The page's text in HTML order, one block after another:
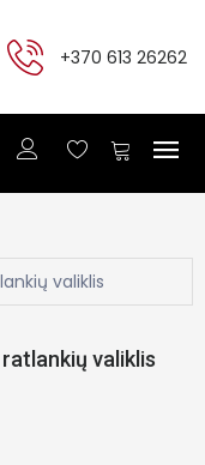
+370 613 26262
valiklis